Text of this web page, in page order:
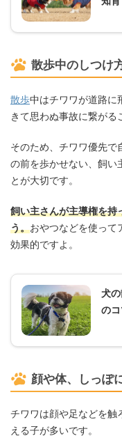
散歩中のしつけ
散歩中はチワワが道路に
きて思わぬ事故に繋がる
そのため、チワワ優先で
の前を歩かせない、飼い
とが大切です。
飼い主さんが主導権を持
う。おやつなどを使って
効果的ですよ。
犬
の
顔や体、しっぽ
チワワは顔や足などを触
える子が多いです。